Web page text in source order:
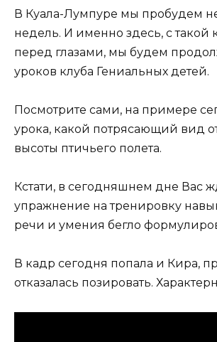
В Куала-Лумпуре мы пробудем
недель. И именно здесь, с такой
перед глазами, мы будем
уроков клуба Гениальных детей.
Посмотрите сами, на примере
урока, какой потрясающий вид
высоты птичьего полета.
Кстати, в сегодняшнем дне Вас
упражнение на тренировку
речи и умения бегло
В кадр сегодня попала и Кира,
отказалась позировать.